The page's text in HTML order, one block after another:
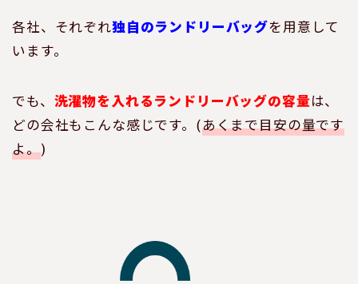
各社、それぞれ独自のランドリーバッグを用意して
います。
でも、 洗濯物を入れるランドリーバッグの容量は、
どの会社もこんな感じです。(あくまで目安の量です
よ。)